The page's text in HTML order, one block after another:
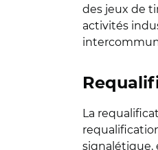
des jeux de
activités
La
signalétique,